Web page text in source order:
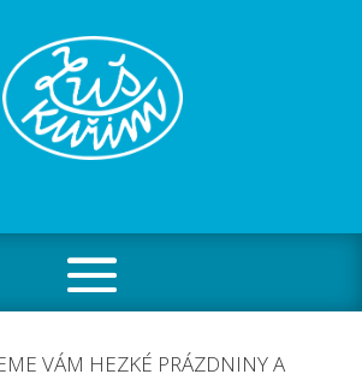
VÁM HEZKÉ PRÁZDNINY A